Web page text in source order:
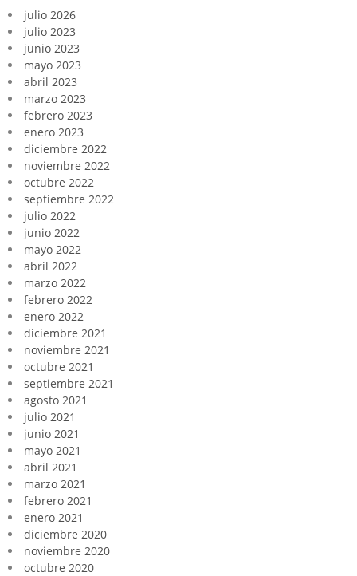
julio 2026
julio 2023
junio 2023
mayo 2023
abril 2023
marzo 2023
febrero 2023
enero 2023
diciembre 2022
noviembre 2022
octubre 2022
septiembre 2022
julio 2022
junio 2022
mayo 2022
abril 2022
marzo 2022
febrero 2022
enero 2022
diciembre 2021
noviembre 2021
octubre 2021
septiembre 2021
agosto 2021
julio 2021
junio 2021
mayo 2021
abril 2021
marzo 2021
febrero 2021
enero 2021
diciembre 2020
noviembre 2020
octubre 2020